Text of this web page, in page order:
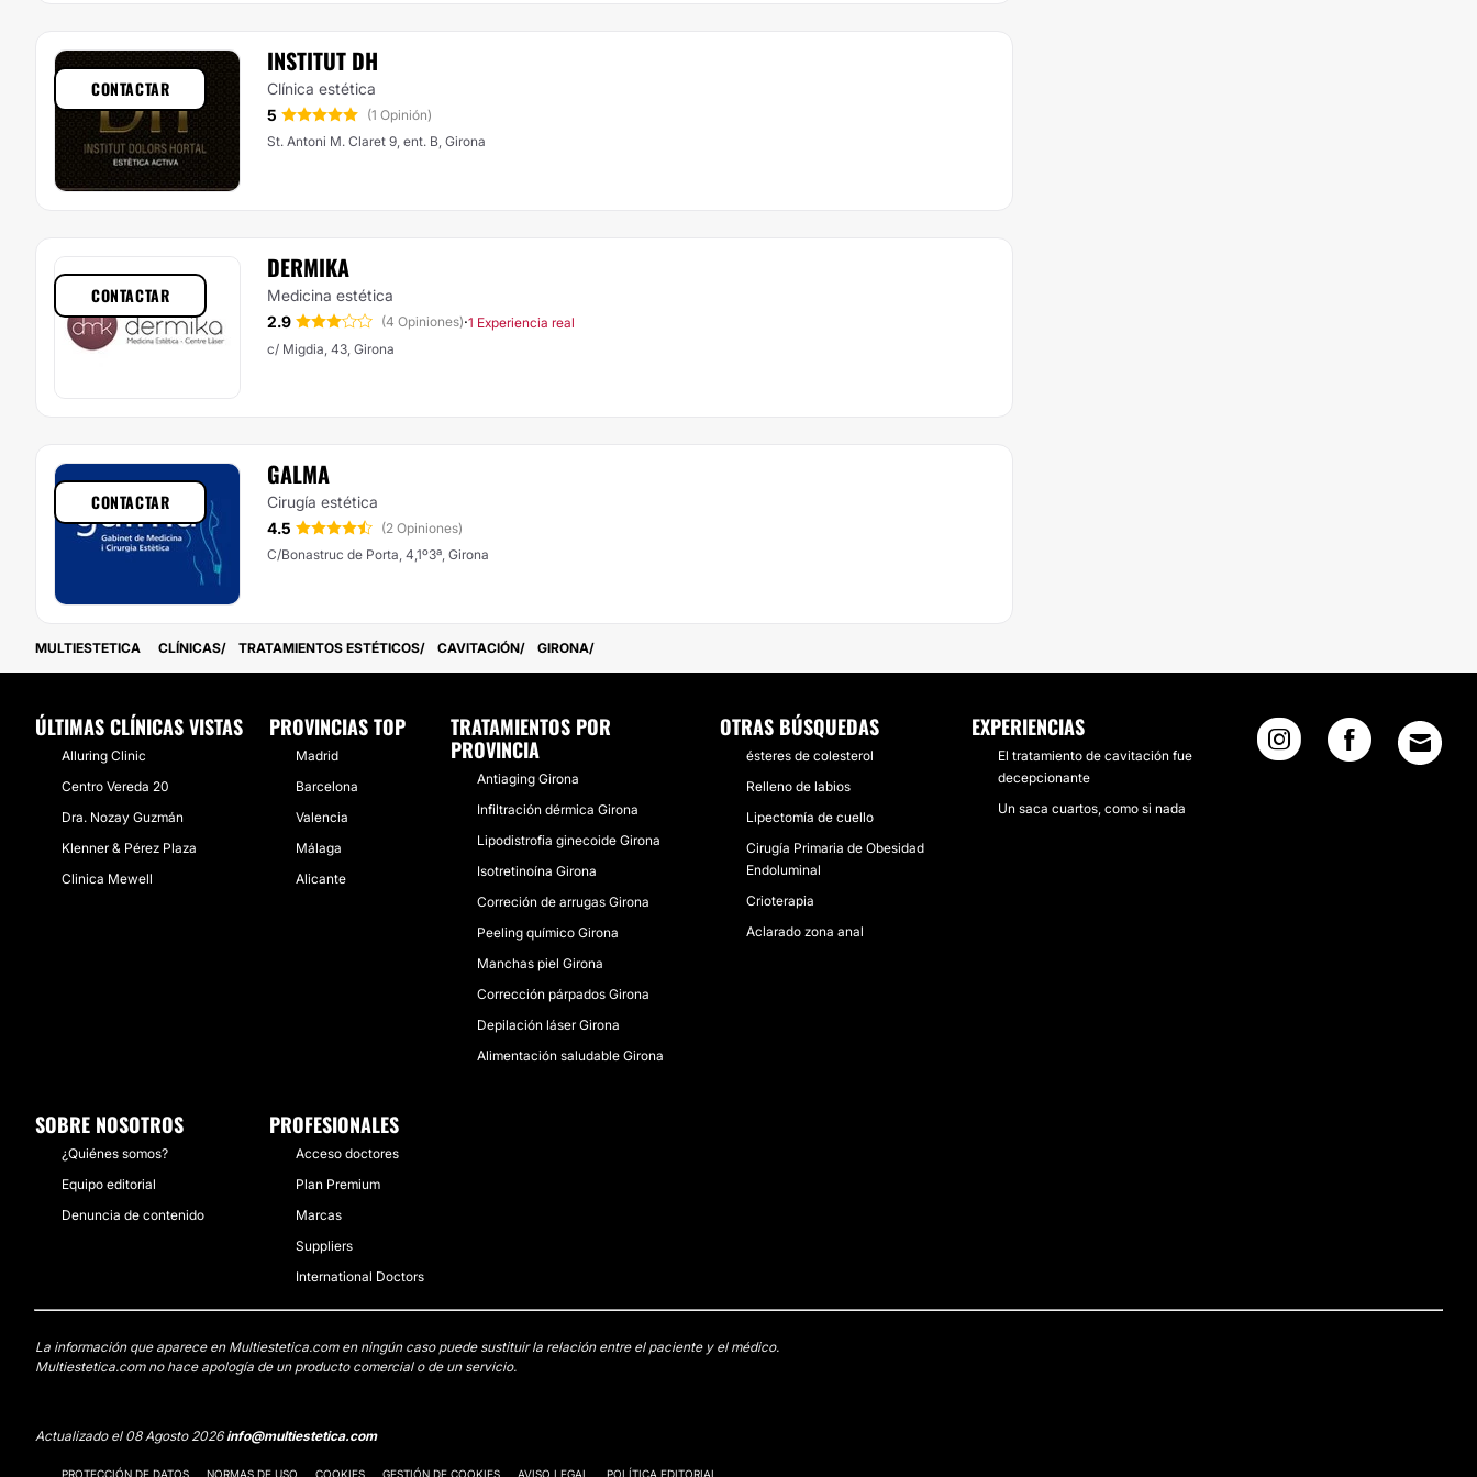
INSTITUT DH
Clínica estética
5
(1 Opinión)
St. Antoni M. Claret 9, ent. B, Girona
CONTACTAR
DERMIKA
Medicina estética
2.9
(4 Opiniones)·1 Experiencia real
c/ Migdia, 43, Girona
CONTACTAR
GALMA
Cirugía estética
4.5
(2 Opiniones)
C/Bonastruc de Porta, 4,1º3ª, Girona
CONTACTAR
MULTIESTETICA CLÍNICAS TRATAMIENTOS ESTÉTICOS CAVITACIÓN GIRONA
ÚLTIMAS CLÍNICAS VISTAS
Alluring Clinic
Centro Vereda 20
Dra. Nozay Guzmán
Klenner & Pérez Plaza
Clinica Mewell
PROVINCIAS TOP
Madrid
Barcelona
Valencia
Málaga
Alicante
TRATAMIENTOS POR
PROVINCIA
Antiaging Girona
Infiltración dérmica Girona
Lipodistrofia ginecoide Girona
Isotretinoína Girona
Correción de arrugas Girona
Peeling químico Girona
Manchas piel Girona
Corrección párpados Girona
Depilación láser Girona
Alimentación saludable Girona
OTRAS BÚSQUEDAS
ésteres de colesterol
Relleno de labios
Lipectomía de cuello
Cirugía Primaria de Obesidad
Endoluminal
Crioterapia
Aclarado zona anal
EXPERIENCIAS
El tratamiento de cavitación fue
decepcionante
Un saca cuartos, como si nada
SOBRE NOSOTROS
¿Quiénes somos?
Equipo editorial
Denuncia de contenido
PROFESIONALES
Acceso doctores
Plan Premium
Marcas
Suppliers
International Doctors
La información que aparece en Multiestetica.com en ningún caso puede sustituir la relación entre el paciente y el médico.
Multiestetica.com no hace apología de un producto comercial o de un servicio.
Actualizado el 08 Agosto 2026info@multiestetica.com
PROTECCIÓN DE DATOS NORMAS DE USO COOKIES GESTIÓN DE COOKIES AVISO LEGAL POLÍTICA EDITORIAL